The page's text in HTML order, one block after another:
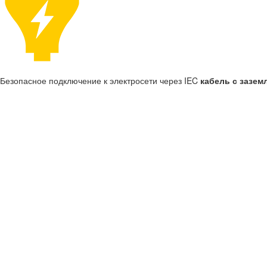
Безопасное подключение к электросети через IEC кабель с